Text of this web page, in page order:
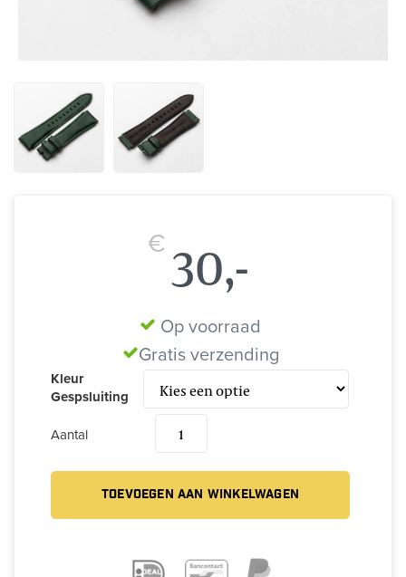
€ 30,-
Op voorraad
Gratis verzending
Kleur
Gespsluiting
Aantal
TOEVOEGEN AAN WINKELWAGEN